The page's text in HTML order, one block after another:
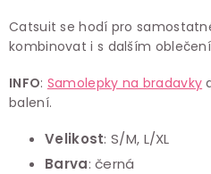
Catsuit se hodí pro
kombinovat i s dalším
INFO: Samolepky na bradavky
balení.
Velikost: S/M, L/XL
Barva: černá